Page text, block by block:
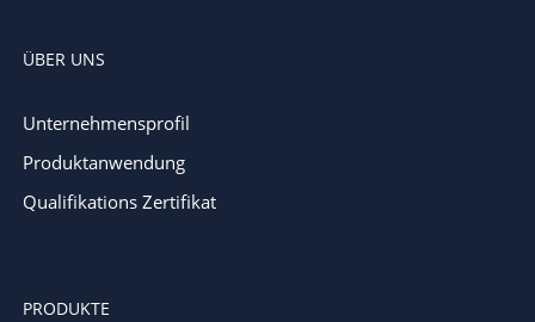
ÜBER UNS
Unternehmensprofil
Produktanwendung
Qualifikations Zertifikat
PRODUKTE